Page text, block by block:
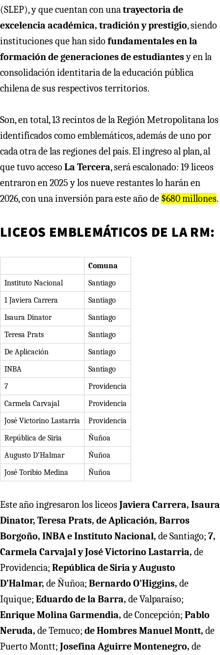
(SLEP), y que cuentan con unatrayectoria de
excelencia académica, tradición y prestigio, siendo
instituciones que han sido fundamentales en la
formación de generaciones de estudiantesy en la
consolidación identitaria de la educación pública
chilena de sus respectivos territorios.
Son, en total, 13 recintos de la Región Metropolitana los
identificados como emblemáticos, además de uno por
cada otra de las regiones del país. El ingreso al plan, al
que tuvo acceso La Tercera, será escalonado: 19 liceos
entraron en 2025 y los nueve restantes lo harán en
2026, con una inversión para este año de $680 millones.
LICEOS EMBLEMÁTICOS DE LA RM:
Comuna
Instituto Nacional
Santiago
1 Javiera Carrera
Santiago
Isaura Dinator
Santiago
Teresa Prats
Santiago
De Aplicación
Santiago
INBA
Santiago
7
Providencia
Carmela Carvajal
Providencia
José Victorino Lastarria
Providencia
República de Siria
Ñuñoa
Augusto D’Halmar
Ñuñoa
José Toribio Medina
Ñuñoa
Este año ingresaron los liceosJaviera Carrera, Isaura
Dinator, Teresa Prats, de Aplicación, Barros
Borgoño, INBA e Instituto Nacional, de Santiago; 7,
Carmela Carvajal y José Victorino Lastarria, de
Providencia; República de Siria y Augusto
D’Halmar, de Ñuñoa; Bernardo O’Higgins, de
Iquique; Eduardo de la Barra, de Valparaíso;
Enrique Molina Garmendia, de Concepción; Pablo
Neruda, de Temuco; de Hombres Manuel Montt, de
Puerto Montt; Josefina Aguirre Montenegro, de